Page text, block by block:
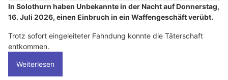
In Solothurn haben Unbekannte in der Nacht auf Donnerstag,
16. Juli 2026, einen Einbruch in ein Waffengeschäft verübt.
Trotz sofort eingeleiteter Fahndung konnte die Täterschaft
entkommen.
Weiterlesen